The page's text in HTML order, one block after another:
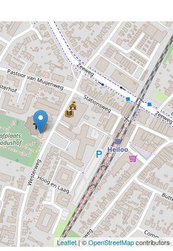
Leaflet| ©OpenStreetMapcontributors